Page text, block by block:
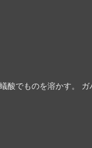
酸でものを溶かす。